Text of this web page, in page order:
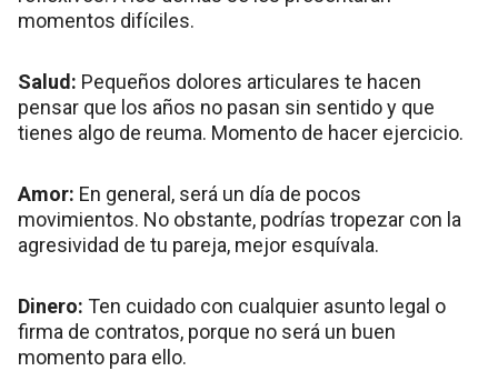
momentos difíciles.
Salud: Pequeños dolores articulares te hacen
pensar que los años no pasan sin sentido y que
tienes algo de reuma. Momento de hacer ejercicio.
Amor: En general, será un día de pocos
movimientos. No obstante, podrías tropezar con la
agresividad de tu pareja, mejor esquívala.
Dinero: Ten cuidado con cualquier asunto legal o
firma de contratos, porque no será un buen
momento para ello.